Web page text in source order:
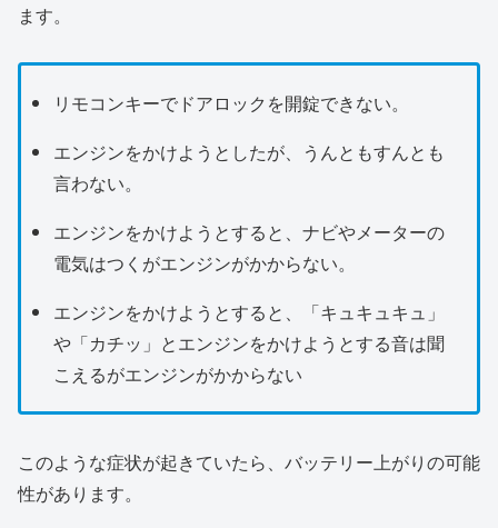
ます。
リモコンキーでドアロックを開錠できない。
エンジンをかけようとしたが、うんともすんとも
言わない。
エンジンをかけようとすると、ナビやメーターの
電気はつくがエンジンがかからない。
エンジンをかけようとすると、「キュキュキュ」
や「カチッ」とエンジンをかけようとする音は聞
こえるがエンジンがかからない
このような症状が起きていたら、バッテリー上がりの可能
性があります。